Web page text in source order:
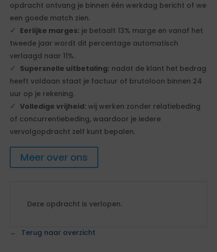
opdracht ontvang je binnen één werkdag bericht of we
een goede match zien.
Eerlijke marges: je betaalt 13% marge en vanaf het
tweede jaar wordt dit percentage automatisch
verlaagd naar 11%.
Supersnelle uitbetaling: nadat de klant het bedrag
heeft voldaan staat je factuur of brutoloon binnen 24
uur op je rekening.
Volledige vrijheid: wij werken zonder relatiebeding
of concurrentiebeding, waardoor je iedere
vervolgopdracht zelf kunt bepalen.
Meer over ons
Deze opdracht is verlopen.
Terug naar overzicht